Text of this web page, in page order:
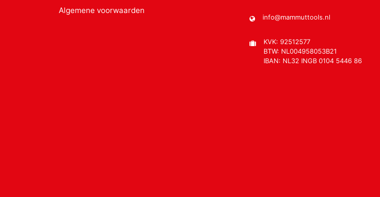
Algemene voorwaarden
info@mammuttools.nl
KVK: 92512577
BTW: NL004958053B21
IBAN: NL32 INGB 0104 5446 86